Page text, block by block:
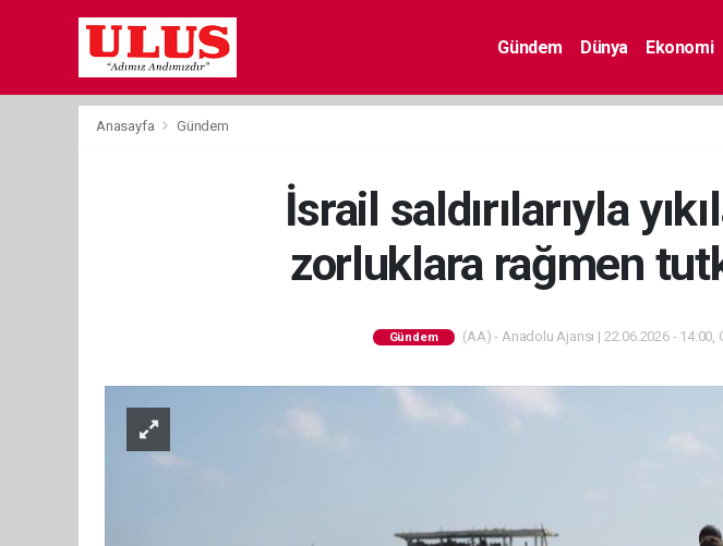
Gündem Dünya Ekonomi
Anasayfa Gündem
İsrail saldırılarıyla
zorluklara rağmen
Gündem (AA) - Anadolu Ajansı | 22.06.2026 - 14:00,